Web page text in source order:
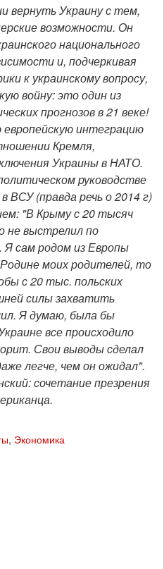
вернуть Украину с тем,
возможности. Он
национального
и, подчеркивая
к украинскому вопросу,
войну: это один из
прогнозов в 21 веке!
интеграцию
Кремля,
Украины в НАТО.
руководстве
ВСУ (правда речь о 2014 г)
"В Крыму с 20 тысяч
не выстрелил по
Я сам родом из Европы
моих родителей, то
с 20 тыс. польских
силы захватить
Я думаю, была бы
все происходило
Свои выводы сделал
легче, чем он ожидал".
сочетание презрения
, Экономика